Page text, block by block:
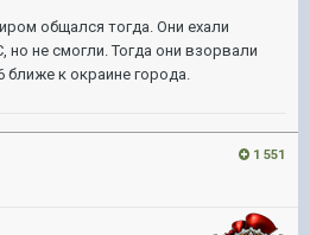
общался тогда. Они ехали
не смогли. Тогда они взорвали
к окраине города.
1 551